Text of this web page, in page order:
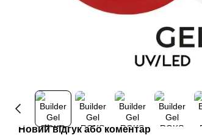
Новий відгук або коментар